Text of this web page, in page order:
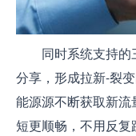
同时系统支持的
分享，形成拉新-裂
能源源不断获取新
短更顺畅，不用反